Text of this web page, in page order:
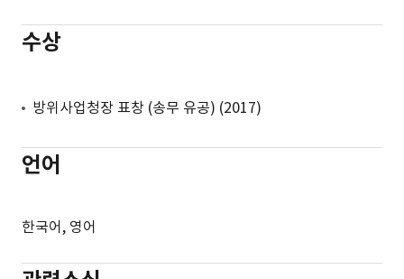
한화에어로스페이스를 대리하여 방위사업청의
하자배상청구 관련 민사소송(소가 373억 원) 승소
한화생명을 대리하여 보험업법 위반 관련 제재처분
(구)한화디펜스를 대리하여 방위사업청의 지체상금 부과
사전 대응 및 민사소송 : 사전 단계에서 일부 감액, 소송
AI 관련 상장사 루닛을 대리하여 병무청의 제재 사전 대응
수상
방위사업청장 표창 (송무 유공) (2017)
언어
한국어, 영어